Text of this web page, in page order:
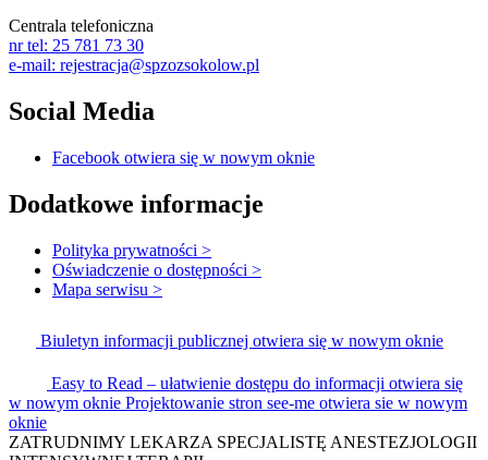
Centrala telefoniczna
nr tel: 25 781 73 30
e-mail: rejestracja@spzozsokolow.pl
Social Media
Facebook otwiera się w nowym oknie
Dodatkowe informacje
Polityka prywatności >
Oświadczenie o dostępności >
Mapa serwisu >
Biuletyn informacji publicznej otwiera się w nowym oknie
Easy to Read – ułatwienie dostępu do informacji otwiera się
w nowym oknie Projektowanie stron see-me otwiera sie w nowym
oknie
ZATRUDNIMY LEKARZA SPECJALISTĘ ANESTEZJOLOGII